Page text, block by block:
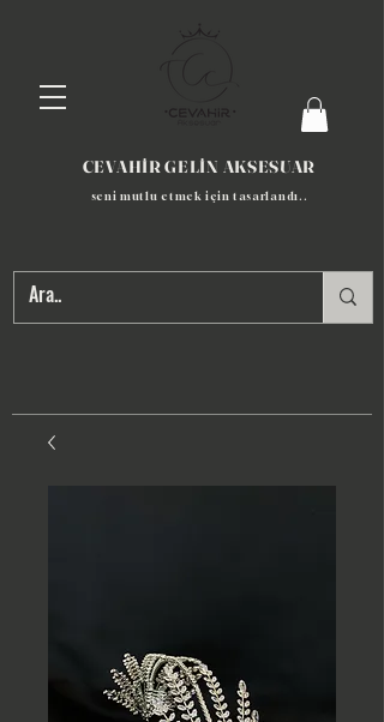
CEVAHİR GELİN AKSESUAR
seni mutlu etmek için tasarlandı​..